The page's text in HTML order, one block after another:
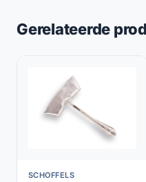
Gerelateerde
SCHOFFELS